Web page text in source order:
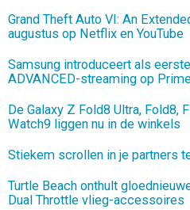
Grand Theft Auto VI: An
augustus op Netflix en YouTube
Samsung introduceert als
ADVANCED-streaming op
De Galaxy Z Fold8 Ultra, Fold8,
Watch9 liggen nu in de winkels
Stiekem scrollen in je partners
Turtle Beach onthult
Dual Throttle vlieg-accessoires